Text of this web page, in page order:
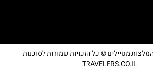
מטיילים © כל הזכויות שמורות לסוכנות